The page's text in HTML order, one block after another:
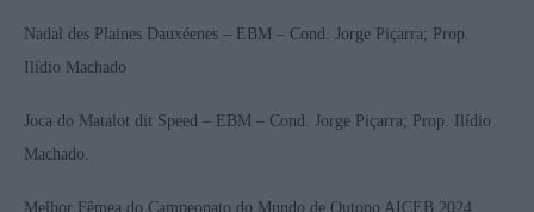
Nadal des Plaines Dauxéenes – EBM – Cond. Jorge Piçarra; Prop.
Ilídio Machado
Joca do Matalot dit Speed – EBM – Cond. Jorge Piçarra; Prop. Ilídio
Machado.
Melhor Fêmea do Campeonato do Mundo de Outono AICEB 2024.